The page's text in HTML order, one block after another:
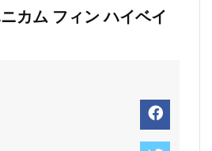
カム フィン ハイベイ